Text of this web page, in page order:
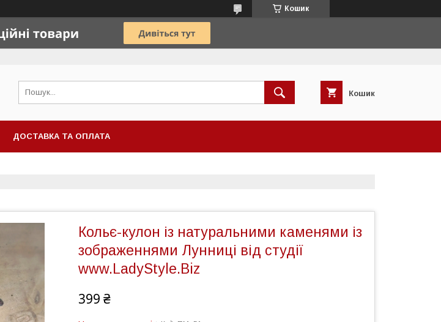
Кошик
Кошик
ДОСТАВКА ТА ОПЛАТА
Кольє-кулон із натуральними каменями із
зображеннями Лунниці від студії
www.LadyStyle.Biz
399 ₴